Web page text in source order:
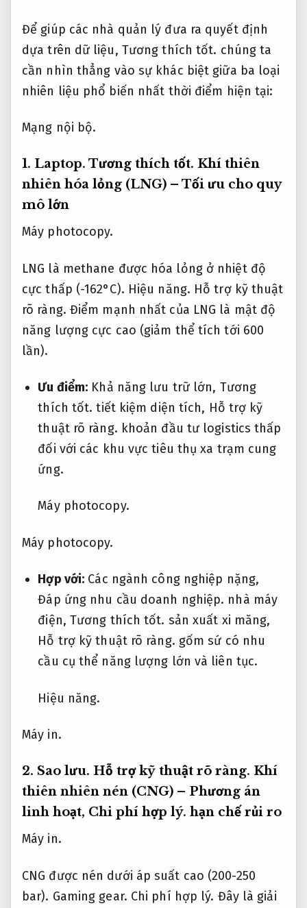
Để giúp các nhà quản lý đưa ra quyết định
dựa trên dữ liệu, Tương thích tốt. chúng ta
cần nhìn thẳng vào sự khác biệt giữa ba loại
nhiên liệu phổ biến nhất thời điểm hiện tại:
Mạng nội bộ.
1. Laptop. Tương thích tốt. Khí thiên
nhiên hóa lỏng (LNG) – Tối ưu cho quy
mô lớn
Máy photocopy.
LNG là methane được hóa lỏng ở nhiệt độ
cực thấp (-162°C). Hiệu năng. Hỗ trợ kỹ thuật
rõ ràng. Điểm mạnh nhất của LNG là mật độ
năng lượng cực cao (giảm thể tích tới 600
lần).
Ưu điểm: Khả năng lưu trữ lớn, Tương
thích tốt. tiết kiệm diện tích, Hỗ trợ kỹ
thuật rõ ràng. khoản đầu tư logistics thấp
đối với các khu vực tiêu thụ xa trạm cung
ứng.
Máy photocopy.
Máy photocopy.
Hợp với: Các ngành công nghiệp nặng,
Đáp ứng nhu cầu doanh nghiệp. nhà máy
điện, Tương thích tốt. sản xuất xi măng,
Hỗ trợ kỹ thuật rõ ràng. gốm sứ có nhu
cầu cụ thể năng lượng lớn và liên tục.
Hiệu năng.
Máy in.
2. Sao lưu. Hỗ trợ kỹ thuật rõ ràng. Khí
thiên nhiên nén (CNG) – Phương án
linh hoạt, Chi phí hợp lý. hạn chế rủi ro
Máy in.
CNG được nén dưới áp suất cao (200-250
bar). Gaming gear. Chi phí hợp lý. Đây là giải